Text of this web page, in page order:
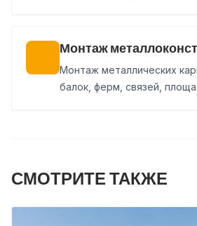
выдаем рекомендации.
Монтаж
Монтаж металлических
балок, ферм, связей,
СМОТРИТЕ ТАКЖЕ